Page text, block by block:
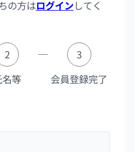
の方はログインしてく
2
名等
3
会員登録完了